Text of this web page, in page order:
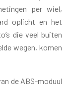
per wiel,
oplicht en het
die veel buiten
wegen, komen
de ABS-moduul